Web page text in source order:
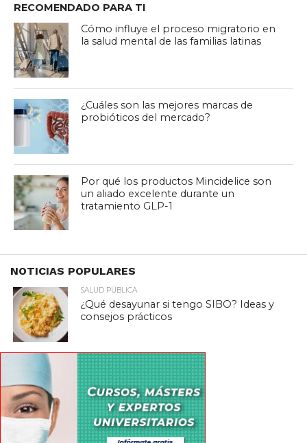
RECOMENDADO PARA TI
Cómo influye el proceso migratorio en
la salud mental de las familias latinas
¿Cuáles son las mejores marcas de
probióticos del mercado?
Por qué los productos Mincidelice son
un aliado excelente durante un
tratamiento GLP-1
NOTICIAS POPULARES
SALUD PÚBLICA
¿Qué desayunar si tengo SIBO? Ideas y
consejos prácticos